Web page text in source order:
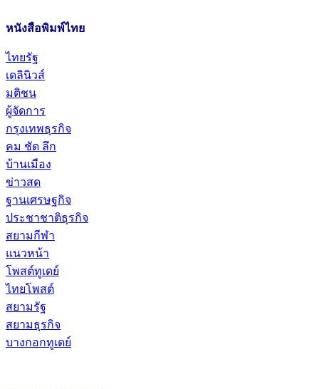
หนังสือพิมพ์ไทย
ไทยรัฐ
เดลินิวส์
มติชน
ผู้จัดการ
กรุงเทพธุรกิจ
คม ชัด ลึก
บ้านเมือง
ข่าวสด
ฐานเศรษฐกิจ
ประชาชาติธุรกิจ
สยามกีฬา
แนวหน้า
โพสต์ทูเดย์
ไทยโพสต์
สยามรัฐ
สยามธุรกิจ
บางกอกทูเดย์